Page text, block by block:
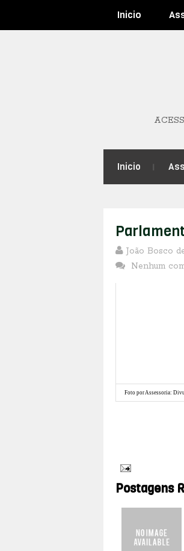
Inicio
Inicio
João Bosco
Nenhum
Foto por Assessoria:
Postagens